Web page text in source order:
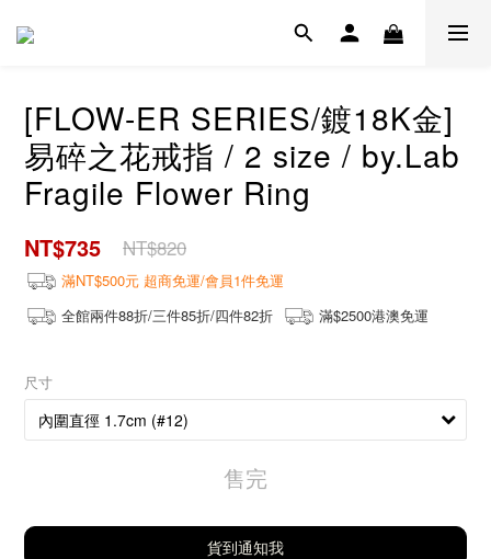
[FLOW-ER SERIES/鍍18K金]
易碎之花戒指 / 2 size / by.Lab
Fragile Flower Ring
NT$735 NT$820
滿NT$500元 超商免運/會員1件免運
全館兩件88折/三件85折/四件82折
滿$2500港澳免運
尺寸
售完
貨到通知我